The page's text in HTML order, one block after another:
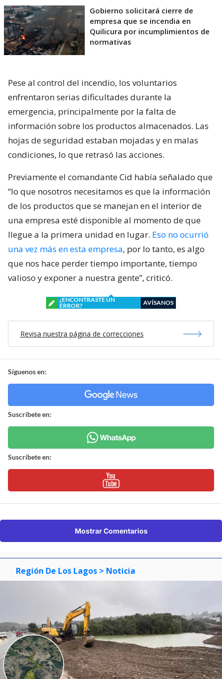
Gobierno solicitará cierre de
empresa que se incendia en
Quilicura por incumplimientos de
normativas
Pese al control del incendio, los voluntarios
enfrentaron serias dificultades durante la
emergencia, principalmente por la falta de
información sobre los productos almacenados. Las
hojas de seguridad estaban mojadas y en malas
condiciones, lo que retrasó las acciones.
Previamente el comandante Cid había señalado que
“lo que nosotros necesitamos es que la información
de los productos que se manejan en el interior de
una empresa esté disponible al momento de que
llegue a la primera unidad en lugar. Eso no ocurrió
una vez más en esta empresa, por lo tanto, es algo
que nos hace perder tiempo importante, tiempo
valioso y exponer a nuestra gente”, criticó.
¿ENCONTRASTE UN
ERROR?
AVÍSANOS
Revisa nuestra página de correcciones
Síguenos en:
Suscríbete en:
Suscríbete en:
Mostrar Comentarios
Región De Los Lagos > Noticia